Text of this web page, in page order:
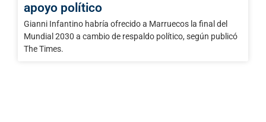
apoyo político
Gianni Infantino habría ofrecido a Marruecos la final del
Mundial 2030 a cambio de respaldo político, según publicó
The Times.